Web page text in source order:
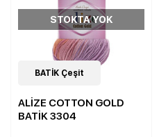
32Çeşit
STOKTA YOK
BATİK Çeşit
ALİZE COTTON GOLD
BATİK 3304